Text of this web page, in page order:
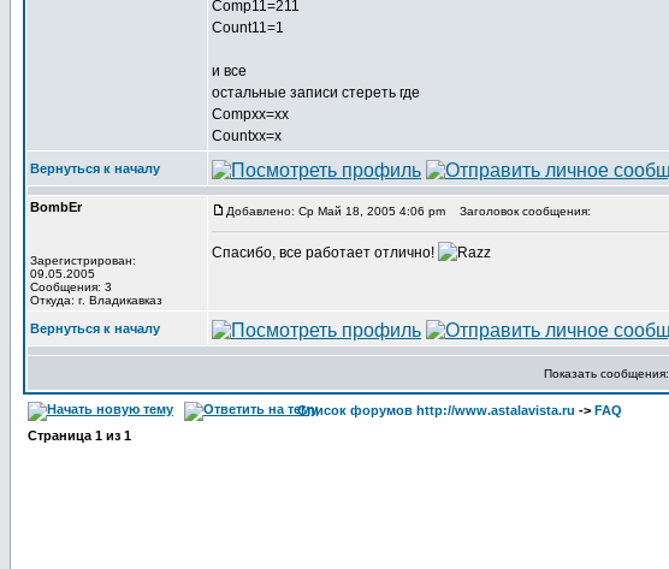
Comp11=211
Count11=1
и все
остальные записи стереть где
Compxx=xx
Countxx=x
Вернуться к началу
BombEr
Зарегистрирован:
09.05.2005
Сообщения: 3
Откуда: г. Владикавказ
Добавлено: Ср Май 18, 2005 4:06 pm Заголовок сообщения:
Спасибо, все работает отлично!
Вернуться к началу
Показать сообщения:
Список форумов http://www.astalavista.ru -> FAQ
Страница 1 из 1